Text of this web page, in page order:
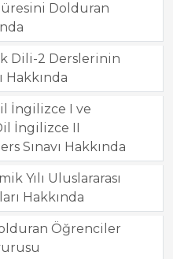
Dolduran
Dili-2 Derslerinin
Hakkında
İngilizce I ve
İngilizce II
Sınavı Hakkında
Yılı Uluslararası
Hakkında
Öğrenciler